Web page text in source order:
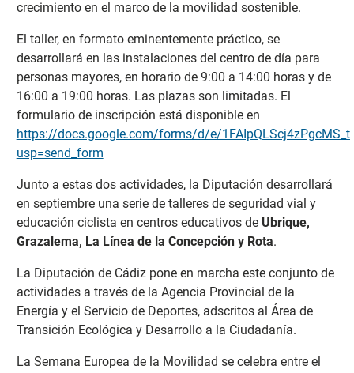
crecimiento en el marco de la movilidad sostenible.
El taller, en formato eminentemente práctico, se
desarrollará en las instalaciones del centro de día para
personas mayores, en horario de 9:00 a 14:00 horas y de
16:00 a 19:00 horas. Las plazas son limitadas. El
formulario de inscripción está disponible en
https://docs.google.com/forms/d/e/
usp=send_form
Junto a estas dos actividades, la Diputación desarrollará
en septiembre una serie de talleres de seguridad vial y
educación ciclista en centros educativos de Ubrique,
Grazalema, La Línea de la Concepción y Rota.
La Diputación de Cádiz pone en marcha este conjunto de
actividades a través de la Agencia Provincial de la
Energía y el Servicio de Deportes, adscritos al Área de
Transición Ecológica y Desarrollo a la Ciudadanía.
La Semana Europea de la Movilidad se celebra entre el